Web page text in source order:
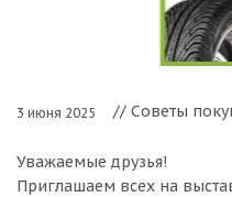
3 июня 2025 // Советы
Уважаемые друзья!
Приглашаем всех на